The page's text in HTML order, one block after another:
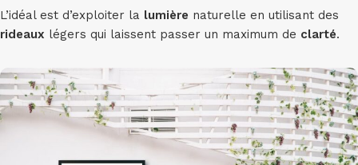
L’idéal est d’exploiter la lumière naturelle en utilisant des
rideaux légers qui laissent passer un maximum de clarté.